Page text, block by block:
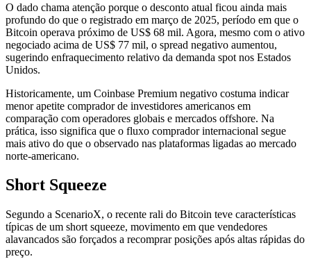
O dado chama atenção porque o desconto atual ficou ainda mais
profundo do que o registrado em março de 2025, período em que o
Bitcoin operava próximo de US$ 68 mil. Agora, mesmo com o ativo
negociado acima de US$ 77 mil, o spread negativo aumentou,
sugerindo enfraquecimento relativo da demanda spot nos Estados
Unidos.
Historicamente, um Coinbase Premium negativo costuma indicar
menor apetite comprador de investidores americanos em
comparação com operadores globais e mercados offshore. Na
prática, isso significa que o fluxo comprador internacional segue
mais ativo do que o observado nas plataformas ligadas ao mercado
norte-americano.
Short Squeeze
Segundo a ScenarioX, o recente rali do Bitcoin teve características
típicas de um short squeeze, movimento em que vendedores
alavancados são forçados a recomprar posições após altas rápidas do
preço.